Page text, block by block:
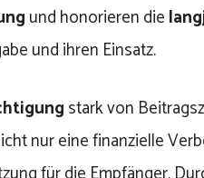
und honorieren die
und ihren Einsatz.
stark von
nur eine finanzielle